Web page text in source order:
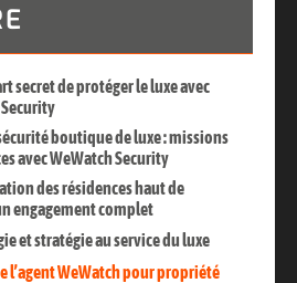
secret de protéger le luxe avec
boutique de luxe : missions
avec WeWatch Security
des résidences haut de
engagement complet
et stratégie au service du luxe
l’agent WeWatch pour propriété